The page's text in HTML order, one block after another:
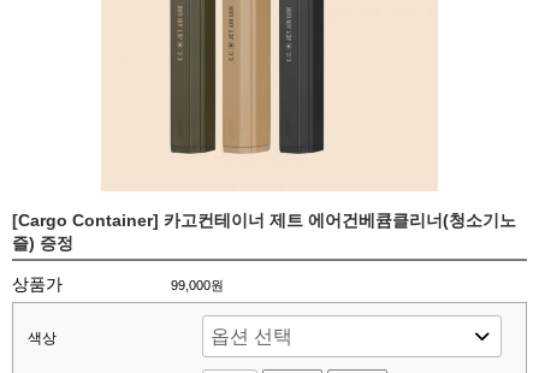
[Cargo Container] 카고컨테이너 제트 에어건베큠클리너(청소기노
즐) 증정
상품가 99,000원
색상